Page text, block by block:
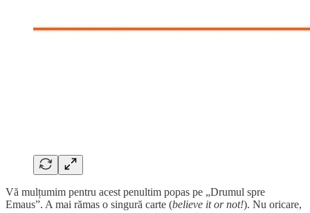
Vă mulțumim pentru acest penultim popas pe „Drumul spre
Emaus”. A mai rămas o singură carte (believe it or not!). Nu oricare,